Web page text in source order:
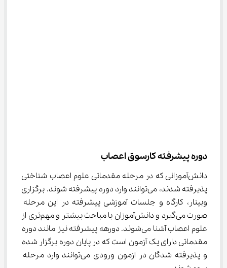
دوره پیشرفته کارسوق اعصاب
دانش‌آموزانی که در مرحله مقدماتی علوم اعصاب شناختی
پذیرفته شدند، می‌توانند وارد دوره پیشرفته شوند. برگزاری
وبینار، کارگاه و جلسات آموزشی پیشرفته در این مرحله
صورت می‌گیرد و دانش‌آموزان با مباحث بیشتر و مهم‌تری از
علوم اعصاب آشنا می‌شوند. دورهه پیشرفته نیز مانند دوره
مقدماتی دارای یک آزمون است که در پایان دوره برگزار شده
و پذیرفته شدگان در آزمون ورودی می‌توانند وارد مرحله